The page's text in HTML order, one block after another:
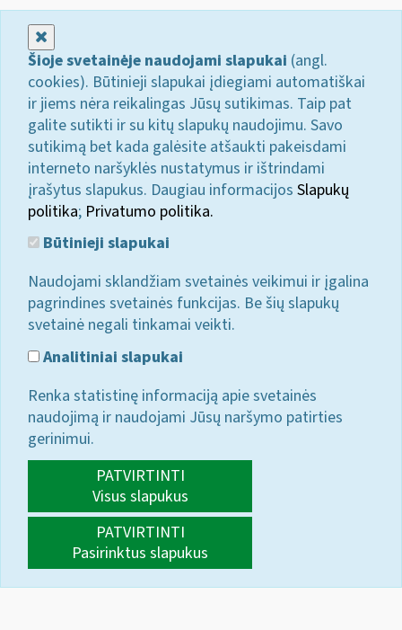
Šioje svetainėje naudojami slapukai (angl.
cookies). Būtinieji slapukai įdiegiami automatiškai
ir jiems nėra reikalingas Jūsų sutikimas. Taip pat
galite sutikti ir su kitų slapukų naudojimu. Savo
sutikimą bet kada galėsite atšaukti pakeisdami
interneto naršyklės nustatymus ir ištrindami
įrašytus slapukus. Daugiau informacijos Slapukų
politika; Privatumo politika.
Būtinieji slapukai
Naudojami sklandžiam svetainės veikimui ir įgalina
pagrindines svetainės funkcijas. Be šių slapukų
svetainė negali tinkamai veikti.
Analitiniai slapukai
Renka statistinę informaciją apie svetainės
naudojimą ir naudojami Jūsų naršymo patirties
gerinimui.
PATVIRTINTI
Visus slapukus
PATVIRTINTI
Pasirinktus slapukus